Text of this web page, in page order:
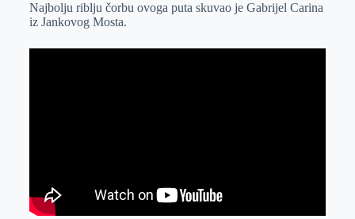
p
Najbolju riblju čorbu ovoga puta skuvao je Gabrijel Carina
iz Jankovog Mosta.